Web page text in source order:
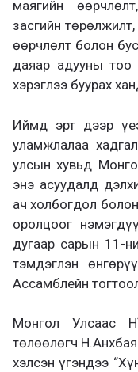
маягийн
засгийн
өөрчлөлт болон
даяар адууны тоо
хэрэглээ буурах
Иймд эрт дээр
уламжлалаа
улсын хувьд
энэ асуудалд
ач холбогдол
оролцоог
дугаар сарын 11-
тэмдэглэн
Ассамблейн
Монгол Улсаас
төлөөлөгч
хэлсэн үгэндээ